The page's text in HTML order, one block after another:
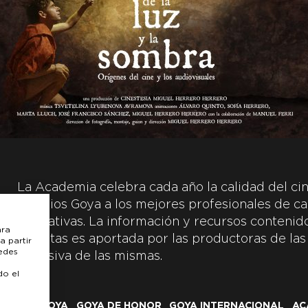
La Academia celebra cada año la calidad del
Premios Goya a los mejores profesionales de
y creativas. La información y recursos
inscritas es aportada por las productoras de
exclusiva de las mismas.
LOS GOYA GOYA DE HONOR GOYA INTERNACIONAL
partir
el